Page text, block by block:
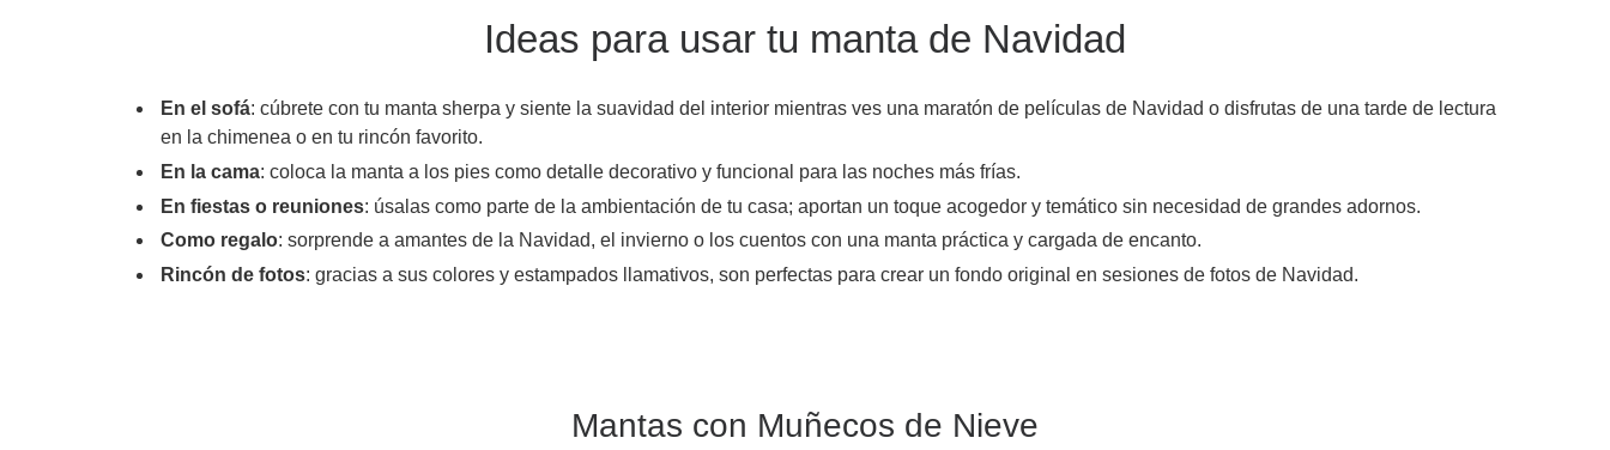
Ideas para usar tu manta de Navidad
En el sofá: cúbrete con tu manta sherpa y siente la suavidad del interior mientras ves una maratón de películas de Navidad o disfrutas de una tarde de lectura
en la chimenea o en tu rincón favorito.
En la cama: coloca la manta a los pies como detalle decorativo y funcional para las noches más frías.
En fiestas o reuniones: úsalas como parte de la ambientación de tu casa; aportan un toque acogedor y temático sin necesidad de grandes adornos.
Como regalo: sorprende a amantes de la Navidad, el invierno o los cuentos con una manta práctica y cargada de encanto.
Rincón de fotos: gracias a sus colores y estampados llamativos, son perfectas para crear un fondo original en sesiones de fotos de Navidad.
Mantas con Muñecos de Nieve